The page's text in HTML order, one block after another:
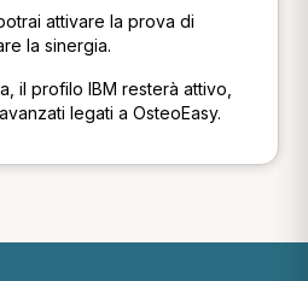
attivare la prova di
la sinergia.
il profilo IBM resterà attivo,
legati a OsteoEasy.